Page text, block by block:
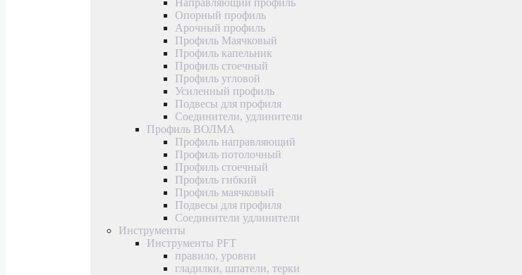
Опорный профиль
Арочный профиль
Профиль Маячковый
Профиль капельник
Профиль стоечный
Профиль угловой
Усиленный профиль
Подвесы для профиля
Соединители, удлинители
Профиль ВОЛМА
Профиль направляющий
Профиль потолочный
Профиль стоечный
Профиль гибкий
Профиль маячковый
Подвесы для профиля
Соединители удлинители
Инструменты
Инструменты PFT
правило, уровни
гладилки, шпатели, терки